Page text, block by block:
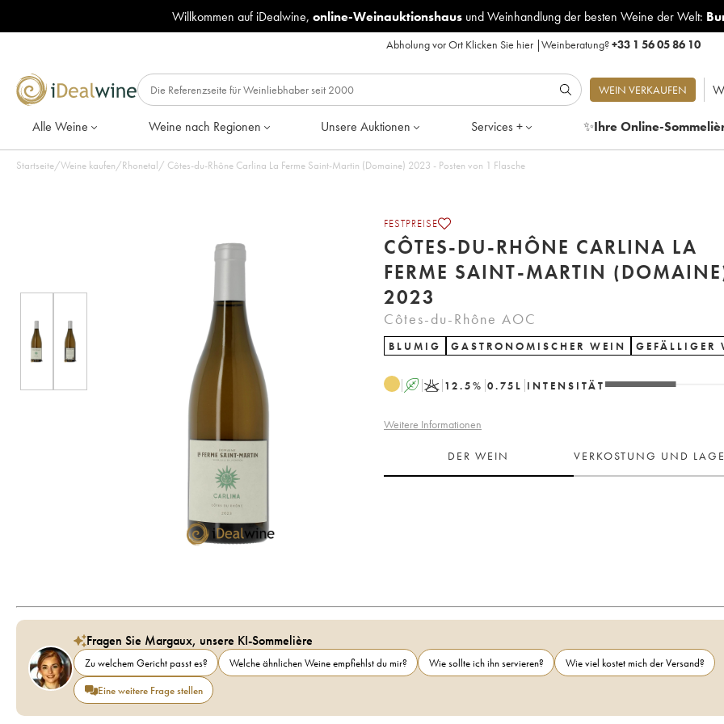
Willkommen auf iDealwine, online-Weinauktionshausund Weinhandlung der besten Weine der Welt:
Abholung vor Ort Klicken Sie hier|Weinberatung?+33 1 56 05 86 10
WEIN VERKAUFEN
Alle Weine Weine nach Regionen Unsere Auktionen Services + ✨Ihre Online-
Startseite/Weine kaufen/Rhonetal/ Côtes-du-Rhône Carlina La Ferme Saint-Martin (Domaine) 2023 - Posten von 1 Flasche
FESTPREISE
CÔTES-DU-RHÔNE CARLINA LA
FERME SAINT-MARTIN
2023
Côtes-du-Rhône AOC
BLUMIG GASTRONOMISCHER WEIN GEFÄLLIGER
A K 12.5% 0.75 L INTENSITÄT
Weitere Informationen
DER WEIN VERKOSTUNG UND
Fragen Sie Margaux, unsere KI-Sommelière
Zu welchem Gericht passt es? Welche ähnlichen Weine empfiehlst du mir? Wie sollte ich ihn servieren?
Wie viel kostet mich der Versand?
Eine weitere Frage stellen